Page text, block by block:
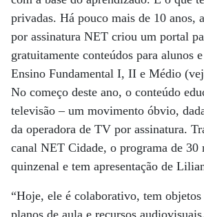
privadas. Há pouco mais de 10 anos,
por assinatura NET criou um portal
gratuitamente conteúdos para alunos
Ensino Fundamental I, II e Médio
No começo deste ano, o conteúdo
televisão – um movimento óbvio,
da operadora de TV por assinatura.
canal NET Cidade, o programa de 30
quinzenal e tem apresentação de
“Hoje, ele é colaborativo, tem objetos
planos de aula e recursos